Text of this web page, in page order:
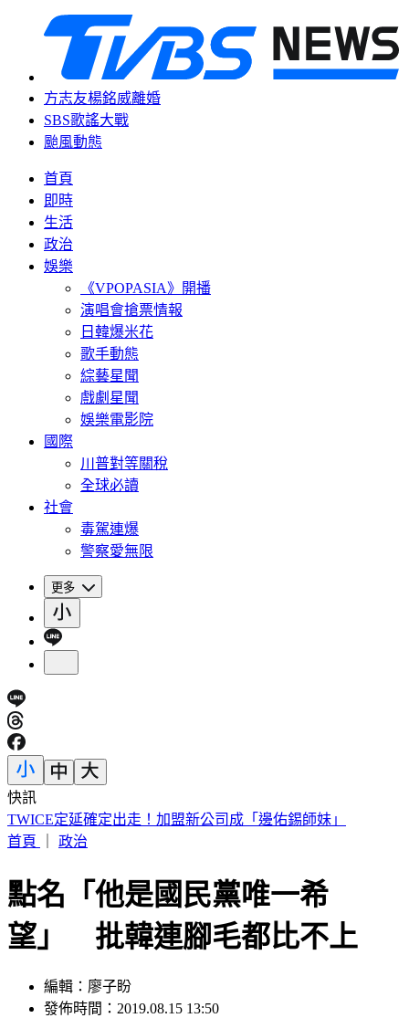
方志友楊銘威離婚
SBS歌謠大戰
颱風動態
首頁
即時
生活
政治
娛樂
《VPOPASIA》開播
演唱會搶票情報
日韓爆米花
歌手動態
綜藝星聞
戲劇星聞
娛樂電影院
國際
川普對等關稅
全球必讀
社會
毒駕連爆
警察愛無限
更多
快訊
快訊／蔣市府人事異動！發言人李政軒請辭
首頁
政治
點名「他是國民黨唯一希
望」 批韓連腳毛都比不上
編輯：廖子盼
發佈時間：2019.08.15 13:50